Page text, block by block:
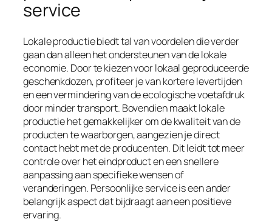
service
Lokale productie biedt tal van voordelen die verder
gaan dan alleen het ondersteunen van de lokale
economie. Door te kiezen voor lokaal geproduceerde
geschenkdozen, profiteer je van kortere levertijden
en een vermindering van de ecologische voetafdruk
door minder transport. Bovendien maakt lokale
productie het gemakkelijker om de kwaliteit van de
producten te waarborgen, aangezien je direct
contact hebt met de producenten. Dit leidt tot meer
controle over het eindproduct en een snellere
aanpassing aan specifieke wensen of
veranderingen. Persoonlijke service is een ander
belangrijk aspect dat bijdraagt aan een positieve
ervaring.